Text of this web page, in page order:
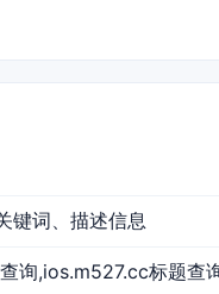
键词、描述信息
询,ios.m527.cc标题查